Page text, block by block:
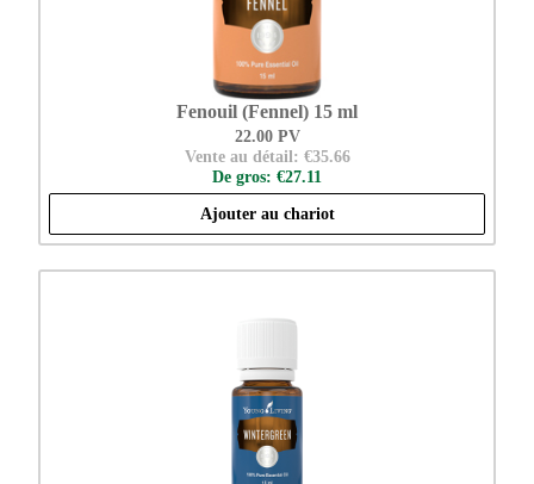
Fenouil (Fennel) 15 ml
22.00 PV
Vente au détail: €35.66
De gros: €27.11
Ajouter au chariot